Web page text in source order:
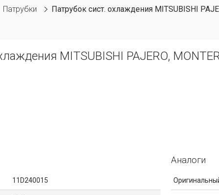
Патрубки Патрубок сист. охлаждения MITSUBISHI
MITSUBISHI PAJERO,
11D240015
Аналоги